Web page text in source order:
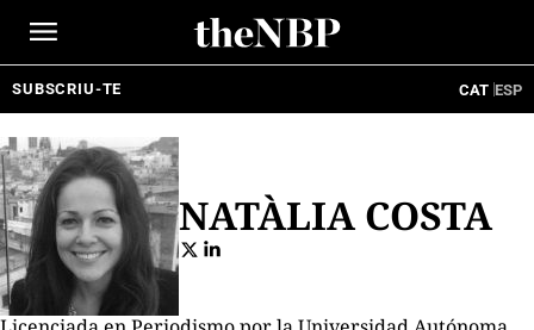
SUBSCRIU-TE CAT ESP
NATÀLIA COSTA